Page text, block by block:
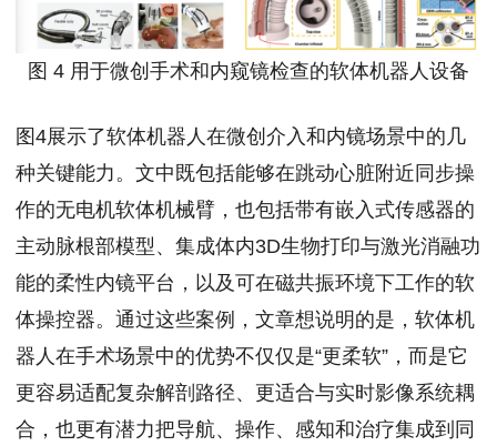
图 4 用于微创手术和内窥镜检查的软体机器人设备
图4展示了软体机器人在微创介入和内镜场景中的几
种关键能力。文中既包括能够在跳动心脏附近同步操
作的无电机软体机械臂，也包括带有嵌入式传感器的
主动脉根部模型、集成体内3D生物打印与激光消融功
能的柔性内镜平台，以及可在磁共振环境下工作的软
体操控器。通过这些案例，文章想说明的是，软体机
器人在手术场景中的优势不仅仅是“更柔软”，而是它
更容易适配复杂解剖路径、更适合与实时影像系统耦
合，也更有潜力把导航、操作、感知和治疗集成到同